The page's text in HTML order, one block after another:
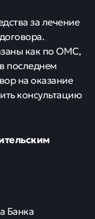
за лечение
как по ОМС,
последнем
на оказание
консультацию
Банка